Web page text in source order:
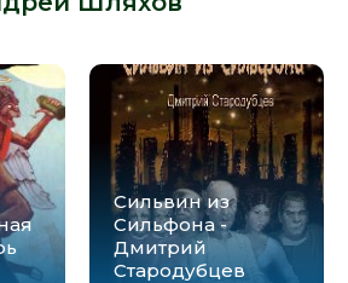
Сильвин из
Сильфона -
Дмитрий
Стародубцев